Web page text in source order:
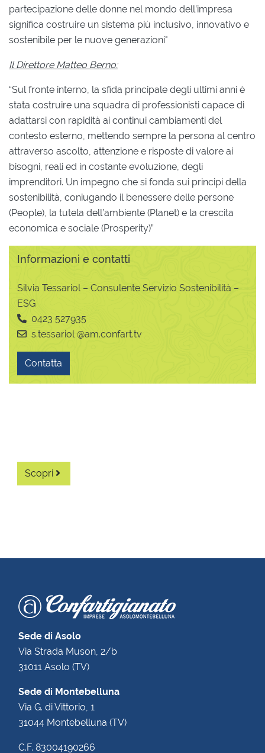
partecipazione delle donne nel mondo dell’impresa
significa costruire un sistema più inclusivo, innovativo e
sostenibile per le nuove generazioni"
Il Direttore Matteo Berno:
“Sul fronte interno, la sfida principale degli ultimi anni è
stata costruire una squadra di professionisti capace di
adattarsi con rapidità ai continui cambiamenti del
contesto esterno, mettendo sempre la persona al centro
attraverso ascolto, attenzione e risposte di valore ai
bisogni, reali ed in costante evoluzione, degli
imprenditori. Un impegno che si fonda sui principi della
sostenibilità, coniugando il benessere delle persone
(People), la tutela dell’ambiente (Planet) e la crescita
economica e sociale (Prosperity)”
Informazioni e contatti
Silvia Tessariol – Consulente Servizio Sostenibilità –
ESG
0423 527935
s.tessariol @am.confart.tv
Contatta
Scopri
Sede di Asolo
Via Strada Muson, 2/b
31011 Asolo (TV)
Sede di Montebelluna
Via G. di Vittorio, 1
31044 Montebelluna (TV)
C.F. 83004190266